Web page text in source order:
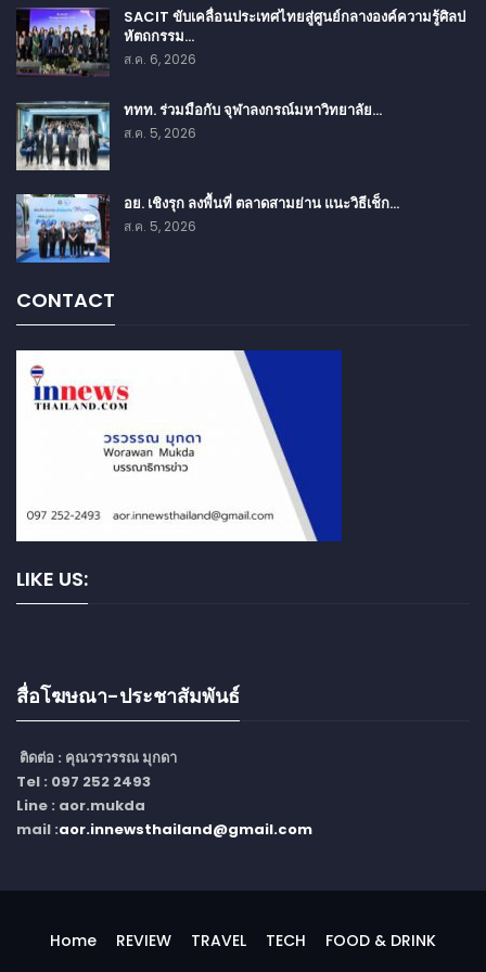
SACIT ขับเคลื่อนประเทศไทยสู่ศูนย์กลางองค์ความรู้ศิลป
หัตถกรรม…
ส.ค. 6, 2026
ททท. ร่วมมือกับ จุฬาลงกรณ์มหาวิทยาลัย…
ส.ค. 5, 2026
อย. เชิงรุก ลงพื้นที่ ตลาดสามย่าน แนะวิธีเช็ก…
ส.ค. 5, 2026
CONTACT
LIKE US:
สื่อโฆษณา-ประชาสัมพันธ์
ติดต่อ : คุณวรวรรณ มุกดา
Tel : 097 252 2493
Line : aor.mukda
mail :aor.innewsthailand@gmail.com
Home REVIEW TRAVEL TECH FOOD & DRINK